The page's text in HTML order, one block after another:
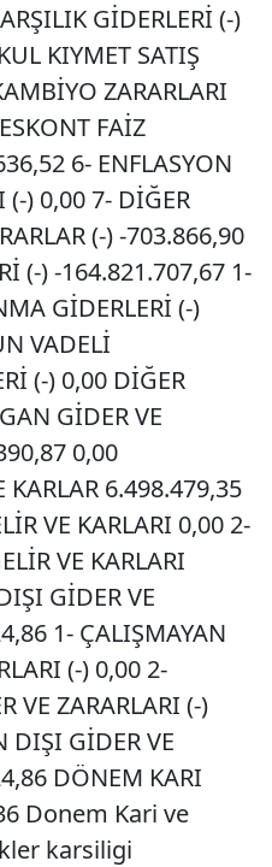
GİDERLERİ (-)
KIYMET SATIŞ
ZARARLARI
FAİZ
6- ENFLASYON
(-) 0,00 7- DİĞER
(-) -703.866,90
(-) -164.821.707,67 1-
GİDERLERİ (-)
VADELİ
(-) 0,00 DİĞER
GİDER VE
0,00
KARLAR 6.498.479,35
VE KARLARI 0,00 2-
VE KARLARI
GİDER VE
1- ÇALIŞMAYAN
(-) 0,00 2-
VE ZARARLARI (-)
DIŞI GİDER VE
DÖNEM KARI
Donem Kari ve
karsiligi